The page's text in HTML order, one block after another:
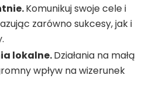
Komunikuj swoje cele i
zarówno sukcesy, jak i
lokalne.Działania na małą
wpływ na wizerunek